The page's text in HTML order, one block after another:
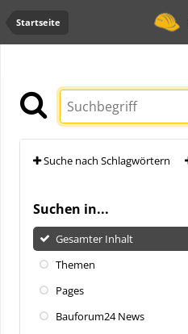
Startseite
Suche nach Schlagwörtern
Suchen in...
Gesamter Inhalt
Themen
Pages
Bauforum24 News